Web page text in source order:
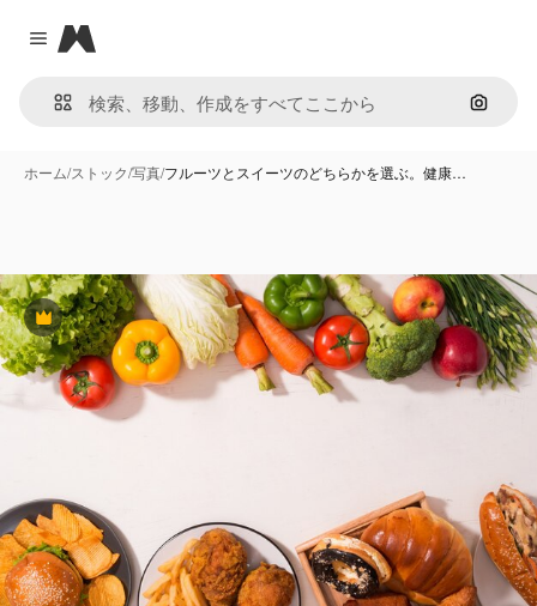
Close menu
Magnific
画像で
ホーム/ストック/写真/フルーツとスイーツのどちらかを選ぶ。健康…
Premium